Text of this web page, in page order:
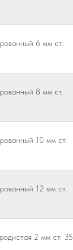
6 мм ст.
8 мм ст.
10 мм ст.
12 мм ст.
2 мм ст. 35